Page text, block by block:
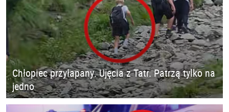
Chłopiec przyłapany. Ujęcia z Tatr. Patrzą tylko na
jedno